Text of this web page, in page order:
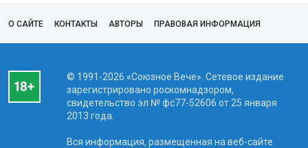
О САЙТЕ КОНТАКТЫ АВТОРЫ ПРАВОВАЯ ИНФОРМАЦИЯ
© 1991-2026 «Союзное Вече». Сетевое издание
зарегистрировано роскомнадзором,
свидетельство эл № фc77-52606 от 25 января
2013 года.
Вся информация, размещенная на веб-сайте